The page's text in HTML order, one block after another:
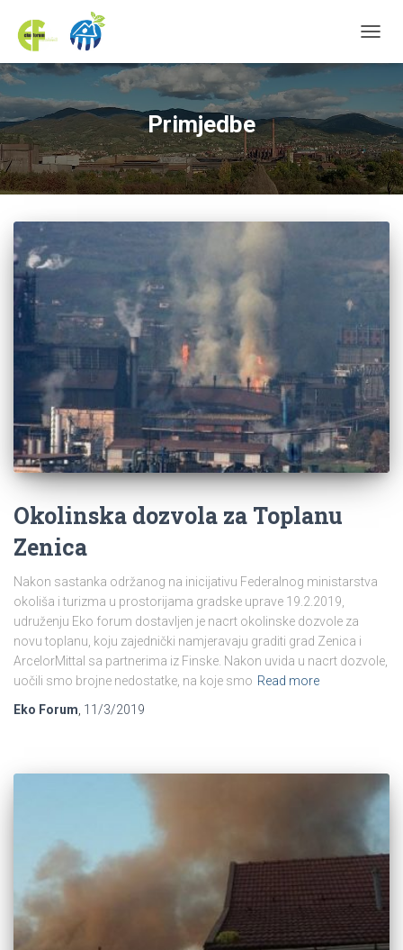
Primjedbe
Okolinska dozvola za Toplanu
Zenica
Nakon sastanka održanog na inicijativu Federalnog ministarstva
okoliša i turizma u prostorijama gradske uprave 19.2.2019,
udruženju Eko forum dostavljen je nacrt okolinske dozvole za
novu toplanu, koju zajednički namjeravaju graditi grad Zenica i
ArcelorMittal sa partnerima iz Finske. Nakon uvida u nacrt dozvole,
uočili smo brojne nedostatke, na koje smo Read more
Eko Forum 11/3/2019